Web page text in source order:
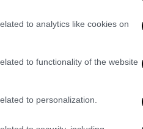
to analytics like cookies on
to functionality of the website
to personalization.
εμφανούς
σε άλλους
της απειλής
πληροφορίες